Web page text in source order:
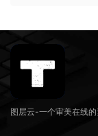
图层云-一个审美在线